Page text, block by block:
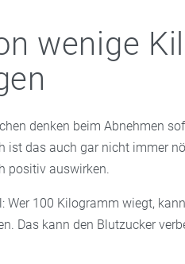
wenige
denken beim Abnehmen
ist das auch gar nicht immer
positiv auswirken.
Wer 100 Kilogramm wiegt,
Das kann den Blutzucker